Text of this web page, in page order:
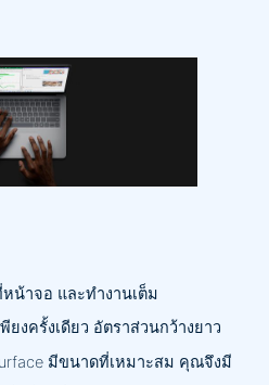
น้าจอ และทำงานเต็ม
งครั้งเดียว อัตราส่วนกว้างยาว
มีขนาดที่เหมาะสม คุณจึงมี